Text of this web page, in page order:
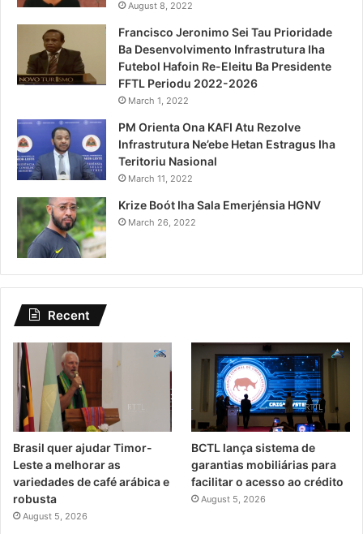
August 8, 2022
Francisco Jeronimo Sei Tau Prioridade
Ba Desenvolvimento Infrastrutura Iha
Futebol Hafoin Re-Eleitu Ba Presidente
FFTL Periodu 2022-2026
March 1, 2022
PM Orienta Ona KAFI Atu Rezolve
Infrastrutura Ne’ebe Hetan Estragus Iha
Teritoriu Nasional
March 11, 2022
Krize Boót Iha Sala Emerjénsia HGNV
March 26, 2022
Recent
Brasil quer ajudar Timor-
Leste a melhorar as
variedades de café arábica e
robusta
August 5, 2026
BCTL lança sistema de
garantias mobiliárias para
facilitar o acesso ao crédito
August 5, 2026